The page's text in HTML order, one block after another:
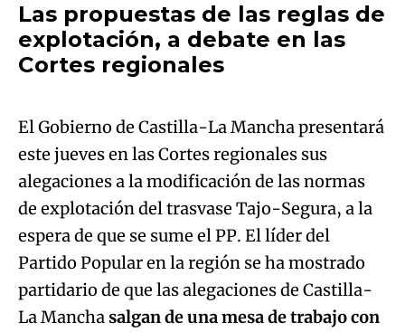
Las propuestas de las reglas de
explotación, a debate en las
Cortes regionales
Algo salió mal.
An error occurred, please try again later.
Try again
El Gobierno de Castilla-La Mancha presentará
este jueves en las Cortes regionales sus
alegaciones a la modificación de las normas
de explotación del trasvase Tajo-Segura, a la
espera de que se sume el PP. El líder del
Partido Popular en la región se ha mostrado
partidario de que las alegaciones de Castilla-
La Manchasalgan de una mesa de trabajo con